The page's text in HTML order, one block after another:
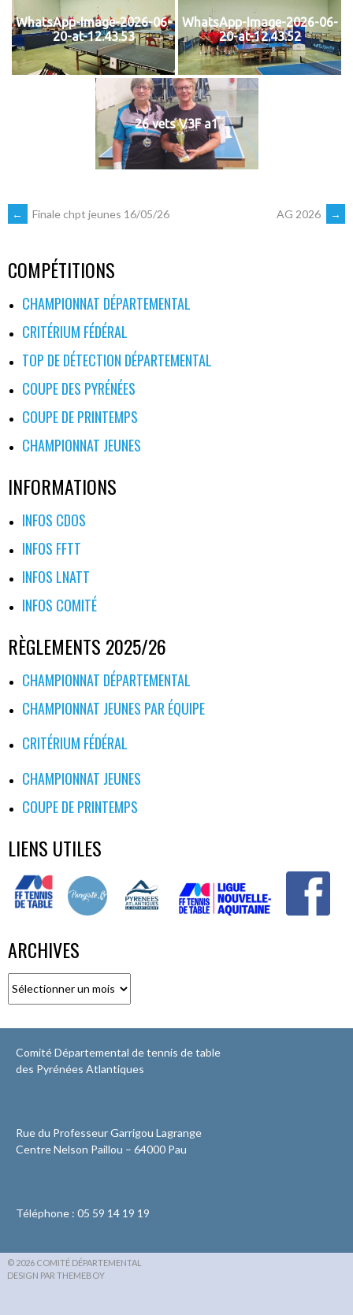
WhatsApp-Image-2026-06-
20-at-12.43.53
WhatsApp-Image-2026-06-
20-at-12.43.52
26 vets V3F a1
NAVIGATION
DES
ARTICLES
← Finale chpt jeunes 16/05/26 AG 2026 →
COMPÉTITIONS
CHAMPIONNAT DÉPARTEMENTAL
CRITÉRIUM FÉDÉRAL
TOP DE DÉTECTION DÉPARTEMENTAL
COUPE DES PYRÉNÉES
COUPE DE PRINTEMPS
CHAMPIONNAT JEUNES
INFORMATIONS
INFOS CDOS
INFOS FFTT
INFOS LNATT
INFOS COMITÉ
RÈGLEMENTS 2025/26
CHAMPIONNAT DÉPARTEMENTAL
CHAMPIONNAT JEUNES PAR ÉQUIPE
CRITÉRIUM FÉDÉRAL
CHAMPIONNAT JEUNES
COUPE DE PRINTEMPS
LIENS UTILES
ARCHIVES
Comité Départemental de tennis de table
des Pyrénées Atlantiques
Rue du Professeur Garrigou Lagrange
Centre Nelson Paillou – 64000 Pau
Téléphone : 05 59 14 19 19
© 2026 COMITÉ DÉPARTEMENTAL
DESIGN PAR THEMEBOY